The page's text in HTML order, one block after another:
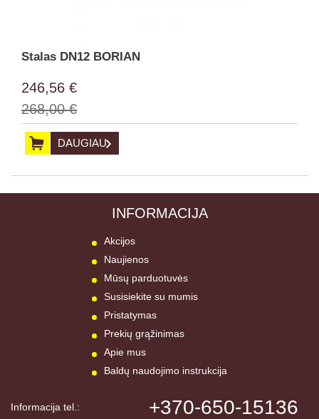
Stalas DN12 BORIAN
246,56 €
268,00 €
DAUGIAU
INFORMACIJA
Akcijos
Naujienos
Mūsų parduotuvės
Susisiekite su mumis
Pristatymas
Prekių grąžinimas
Apie mus
Baldų naudojimo instrukcija
Informacija tel.: +370-650-15136